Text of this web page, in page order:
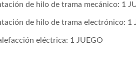
de hilo de trama mecánico: 1
de hilo de trama electrónico: 1
eléctrica: 1 JUEGO